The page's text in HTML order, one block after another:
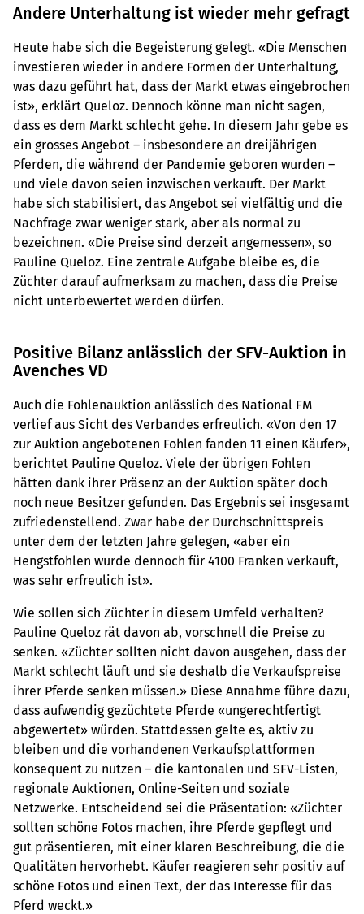
Andere Unterhaltung ist wieder mehr gefragt
Heute habe sich die Begeisterung gelegt. «Die Menschen
investieren wieder in andere Formen der Unterhaltung,
was dazu geführt hat, dass der Markt etwas eingebrochen
ist», erklärt Queloz. Dennoch könne man nicht sagen,
dass es dem Markt schlecht gehe. In diesem Jahr gebe es
ein grosses Angebot – insbesondere an dreijährigen
Pferden, die während der Pandemie geboren wurden –
und viele davon seien inzwischen verkauft. Der Markt
habe sich stabilisiert, das Angebot sei vielfältig und die
Nachfrage zwar weniger stark, aber als normal zu
bezeichnen. «Die Preise sind derzeit angemessen», so
Pauline Queloz. Eine zentrale Aufgabe bleibe es, die
Züchter darauf aufmerksam zu machen, dass die Preise
nicht unterbewertet werden dürfen.
Positive Bilanz anlässlich der SFV-Auktion in
Avenches VD
Auch die Fohlenauktion anlässlich des National FM
verlief aus Sicht des Verbandes erfreulich. «Von den 17
zur Auktion angebotenen Fohlen fanden 11 einen Käufer»,
berichtet Pauline Queloz. Viele der übrigen Fohlen
hätten dank ihrer Präsenz an der Auktion später doch
noch neue Besitzer gefunden. Das Ergebnis sei insgesamt
zufriedenstellend. Zwar habe der Durchschnittspreis
unter dem der letzten Jahre gelegen, «aber ein
Hengstfohlen wurde dennoch für 4100 Franken verkauft,
was sehr erfreulich ist».
Wie sollen sich Züchter in diesem Umfeld verhalten?
Pauline Queloz rät davon ab, vorschnell die Preise zu
senken. «Züchter sollten nicht davon ausgehen, dass der
Markt schlecht läuft und sie deshalb die Verkaufspreise
ihrer Pferde senken müssen.» Diese Annahme führe dazu,
dass aufwendig gezüchtete Pferde «ungerechtfertigt
abgewertet» würden. Stattdessen gelte es, aktiv zu
bleiben und die vorhandenen Verkaufsplattformen
konsequent zu nutzen – die kantonalen und SFV-Listen,
regionale Auktionen, Online-Seiten und soziale
Netzwerke. Entscheidend sei die Präsentation: «Züchter
sollten schöne Fotos machen, ihre Pferde gepflegt und
gut präsentieren, mit einer klaren Beschreibung, die die
Qualitäten hervorhebt. Käufer reagieren sehr positiv auf
schöne Fotos und einen Text, der das Interesse für das
Pferd weckt.»